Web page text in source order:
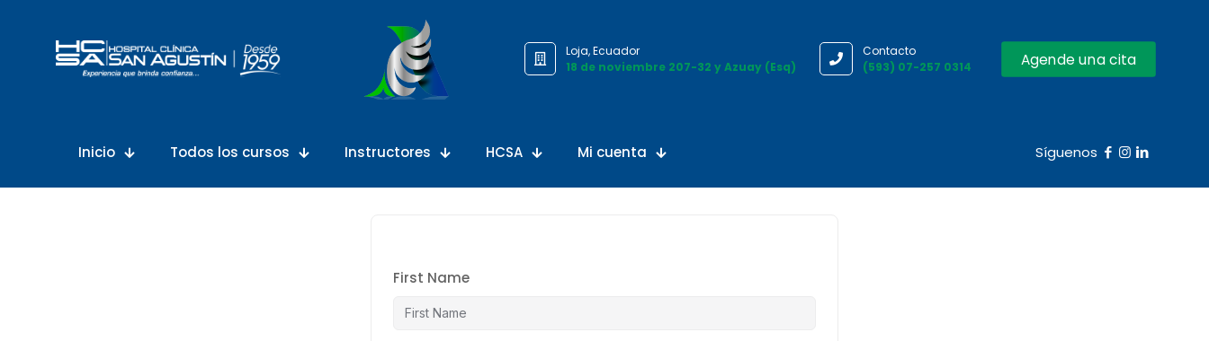
Loja, Ecuador
18 de noviembre 207-32 y Azuay (Esq)
Contacto
(593) 07-257 0314
Agende una cita
Inicio Todos los cursos Instructores HCSA Mi cuenta Síguenos
First Name